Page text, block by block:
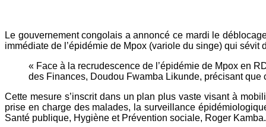
Le gouvernement congolais a annoncé ce mardi le
immédiate de l’épidémie de Mpox (variole du singe) qui sévit
« Face à la recrudescence de l’épidémie de Mpox en
des Finances, Doudou Fwamba Likunde, précisant
Cette mesure s’inscrit dans un plan plus vaste visant à
prise en charge des malades, la surveillance
Santé publique, Hygiène et Prévention sociale, Roger Kamba.